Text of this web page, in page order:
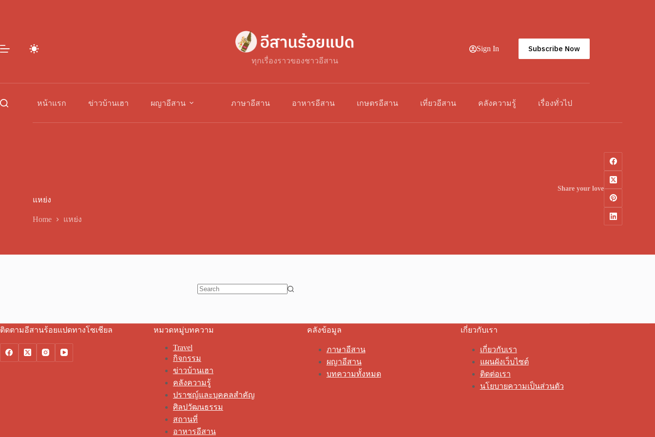
ทุกเรื่องราวของชาวอีสาน
Sign In Subscribe Now
หน้าแรก ข่าวบ้านเฮา ผญาอีสาน ภาษาอีสาน อาหารอีสาน เกษตรอีสาน เที่ยวอีสาน คลังความรู้ เรื่องทั่วไป
แหย่ง
Home แหย่ง
Share your love
ติดตามอีสานร้อยแปดทางโซเชียล หมวดหมู่บทความ
Travel
กิจกรรม
ข่าวบ้านเฮา
คลังความรู้
ปราชญ์และบุคคลสำคัญ
ศิลปวัฒนธรรม
สถานที่
อาหารอีสาน
คลังข้อมูล
ภาษาอีสาน
ผญาอีสาน
บทความทั้งหมด
เกี่ยวกับเรา
เกี่ยวกับเรา
แผนผังเว็บไซต์
ติดต่อเรา
นโยบายความเป็นส่วนตัว